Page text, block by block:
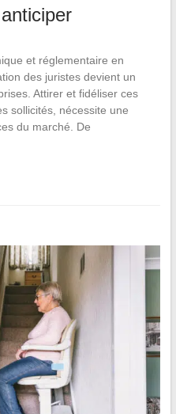
et réglementaire en
des juristes devient un
Attirer et fidéliser ces
sollicités, nécessite une
du marché. De